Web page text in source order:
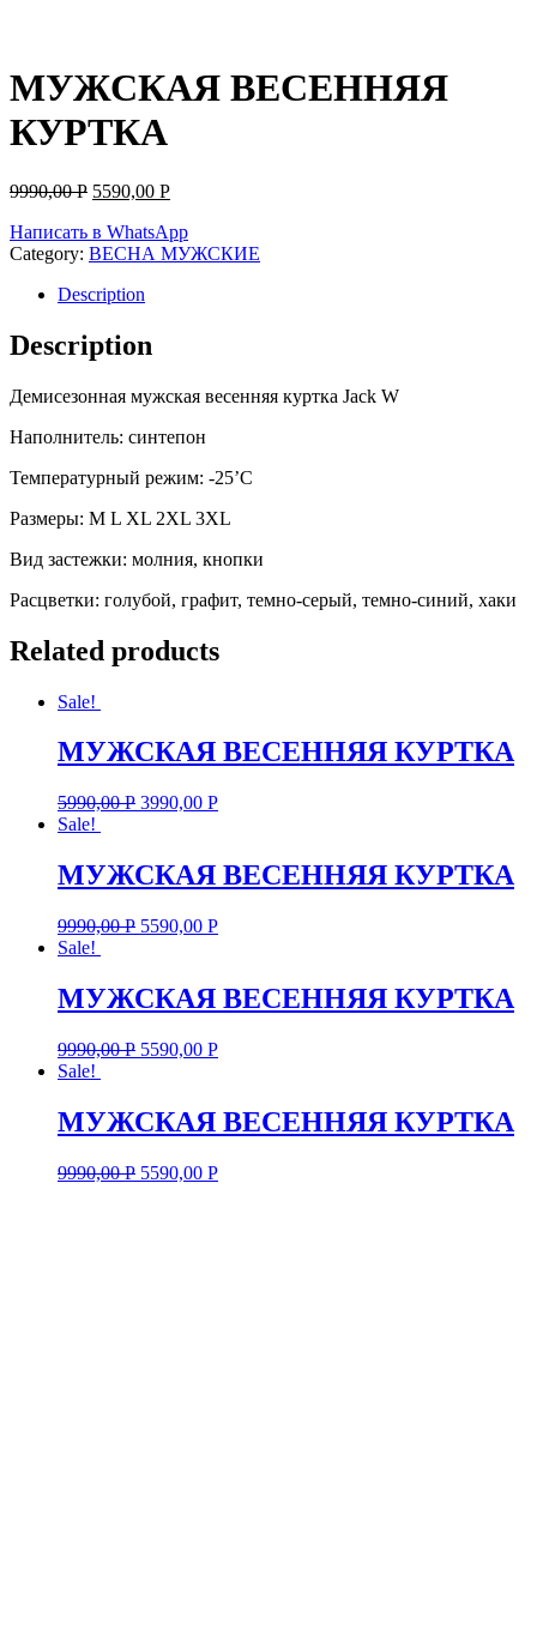
МУЖСКАЯ ВЕСЕННЯЯ
КУРТКА
9990,00Р 5590,00 Р
Написать в WhatsApp
Category: ВЕСНА МУЖСКИЕ
Description
Description
Демисезонная мужская весенняя куртка Jack W
Наполнитель: синтепон
Температурный режим: -25’C
Размеры: M L XL 2XL 3XL
Вид застежки: молния, кнопки
Расцветки: голубой, графит, темно-серый, темно-синий, хаки
Related products
Sale!
МУЖСКАЯ ВЕСЕННЯЯ КУРТКА
5990,00Р 3990,00 Р
Sale!
МУЖСКАЯ ВЕСЕННЯЯ КУРТКА
9990,00Р 5590,00 Р
Sale!
МУЖСКАЯ ВЕСЕННЯЯ КУРТКА
9990,00Р 5590,00 Р
Sale!
МУЖСКАЯ ВЕСЕННЯЯ КУРТКА
9990,00Р 5590,00 Р